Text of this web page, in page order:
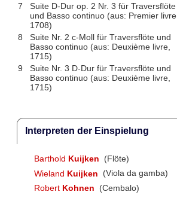
7
Suite D-Dur op. 2 Nr. 3 für Traversflöte
und Basso continuo (aus: Premier livre,
1708)
8
Suite Nr. 2 c-Moll für Traversflöte und
Basso continuo (aus: Deuxième livre,
1715)
9
Suite Nr. 3 D-Dur für Traversflöte und
Basso continuo (aus: Deuxième livre,
1715)
Interpreten der Einspielung
Barthold Kuijken
(Flöte)
Wieland Kuijken
(Viola da gamba)
Robert Kohnen (Cembalo)